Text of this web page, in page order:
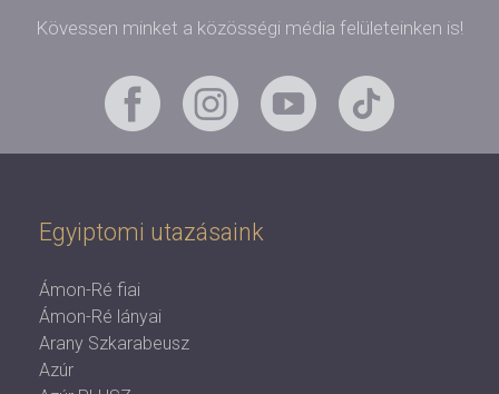
Kövessen minket a közösségi média felületeinken is!
Egyiptomi utazásaink
Ámon-Ré fiai
Ámon-Ré lányai
Arany Szkarabeusz
Azúr